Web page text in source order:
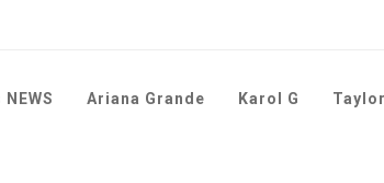
Ariana Grande Karol G